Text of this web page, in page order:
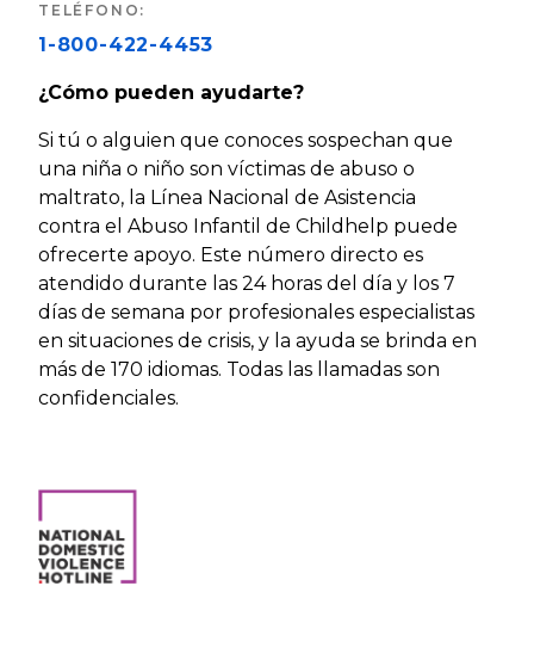
TELÉFONO :
1-800-422-4453
¿Cómo pueden ayudarte?
Si tú o alguien que conoces sospechan que
una niña o niño son víctimas de abuso o
maltrato, la Línea Nacional de Asistencia
contra el Abuso Infantil de Childhelp puede
ofrecerte apoyo. Este número directo es
atendido durante las 24 horas del día y los 7
días de semana por profesionales especialistas
en situaciones de crisis, y la ayuda se brinda en
más de 170 idiomas. Todas las llamadas son
confidenciales.